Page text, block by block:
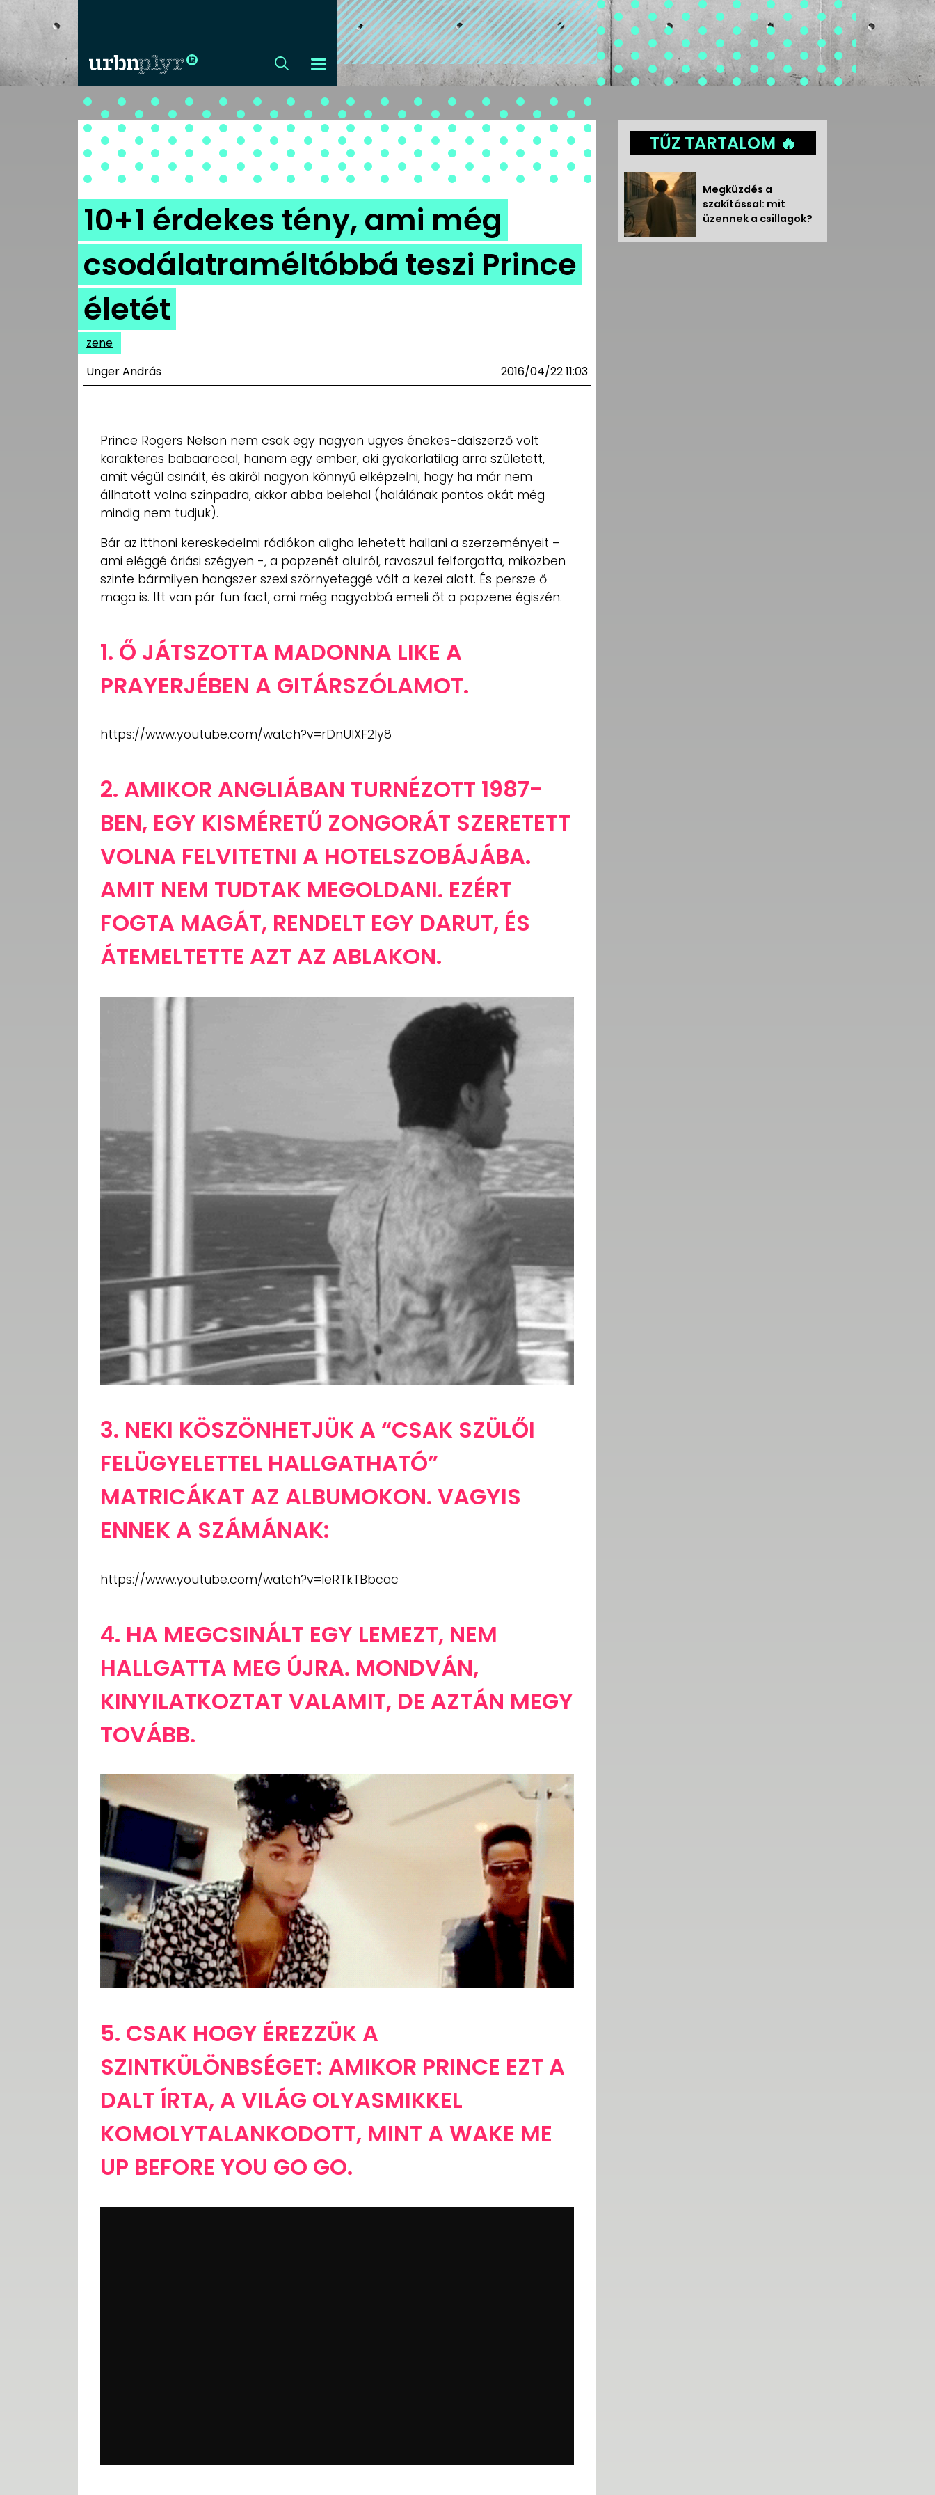
CÍMLAP
DIZÁJN
DIVAT
HIP
KULT
MÉDIAAJÁNLAT
TÁJÉKOZTATÓ
10+1 érdekes tény, ami még
csodálatraméltóbbá teszi Prince
életét
zene
Unger András
2016/04/22 11:03
Prince Rogers Nelson nem csak egy nagyon ügyes énekes-dalszerző volt
karakteres babaarccal, hanem egy ember, aki gyakorlatilag arra született,
amit végül csinált, és akiről nagyon könnyű elképzelni, hogy ha már nem
állhatott volna színpadra, akkor abba belehal (halálának pontos okát még
mindig nem tudjuk).
Bár az itthoni kereskedelmi rádiókon aligha lehetett hallani a szerzeményeit –
ami eléggé óriási szégyen -, a popzenét alulról, ravaszul felforgatta, miközben
szinte bármilyen hangszer szexi szörnyeteggé vált a kezei alatt. És persze ő
maga is. Itt van pár fun fact, ami még nagyobbá emeli őt a popzene égiszén.
1. Ő JÁTSZOTTA MADONNA LIKE A
PRAYERJÉBEN A GITÁRSZÓLAMOT.
https://www.youtube.com/watch?v=rDnUIXF2ly8
2. AMIKOR ANGLIÁBAN TURNÉZOTT 1987-
BEN, EGY KISMÉRETŰ ZONGORÁT SZERETETT
VOLNA FELVITETNI A HOTELSZOBÁJÁBA.
AMIT NEM TUDTAK MEGOLDANI. EZÉRT
FOGTA MAGÁT, RENDELT EGY DARUT, ÉS
ÁTEMELTETTE AZT AZ ABLAKON.
3. NEKI KÖSZÖNHETJÜK A “CSAK SZÜLŐI
FELÜGYELETTEL HALLGATHATÓ”
MATRICÁKAT AZ ALBUMOKON. VAGYIS
ENNEK A SZÁMÁNAK:
https://www.youtube.com/watch?v=leRTkTBbcac
4. HA MEGCSINÁLT EGY LEMEZT, NEM
HALLGATTA MEG ÚJRA. MONDVÁN,
KINYILATKOZTAT VALAMIT, DE AZTÁN MEGY
TOVÁBB.
5. CSAK HOGY ÉREZZÜK A
SZINTKÜLÖNBSÉGET: AMIKOR PRINCE EZT A
DALT ÍRTA, A VILÁG OLYASMIKKEL
KOMOLYTALANKODOTT, MINT A WAKE ME
UP BEFORE YOU GO GO.
TŰZ TARTALOM 🔥
Megküzdés a
szakítással: mit
üzennek a csillagok?